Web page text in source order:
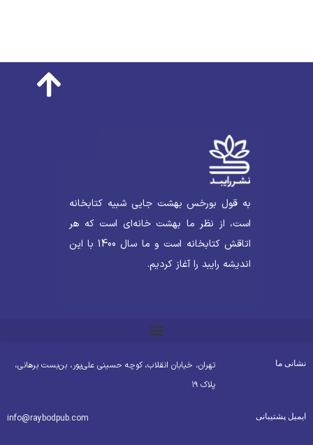
به قول بورخس بهشت جایی شبیه کتابخانه
است، از نظر ما بهشت خانه‌ای است که هر
اتاقش کتابخانه است و ما سال 1400 با این
اندیشه رایبد را آغاز کردیم.
ما
تهران، خیابان انقلاب، کوچه حسینی علی‌پور، بن‌بست برهانی،
پلاک ۱۹
پشتیبانی info@raybodpub.com